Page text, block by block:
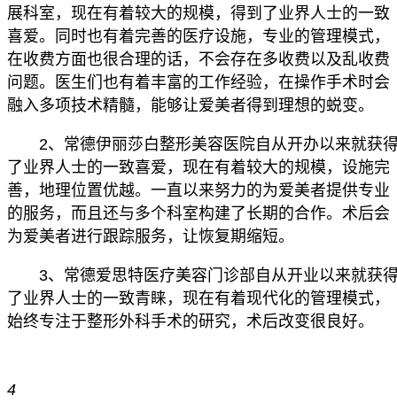
展科室，现在有着较大的规模，得到了业界人士的一致
喜爱。同时也有着完善的医疗设施，专业的管理模式，
在收费方面也很合理的话，不会存在多收费以及乱收费
问题。医生们也有着丰富的工作经验，在操作手术时会
融入多项技术精髓，能够让爱美者得到理想的蜕变。
2、常德伊丽莎白整形美容医院自从开办以来就获
了业界人士的一致喜爱，现在有着较大的规模，设施完
善，地理位置优越。一直以来努力的为爱美者提供专业
的服务，而且还与多个科室构建了长期的合作。术后会
为爱美者进行跟踪服务，让恢复期缩短。
3、常德爱思特医疗美容门诊部自从开业以来就获
了业界人士的一致青睐，现在有着现代化的管理模式，
始终专注于整形外科手术的研究，术后改变很良好。
4